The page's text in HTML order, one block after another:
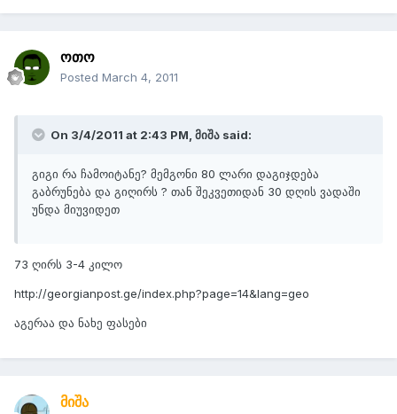
ოთო
Posted March 4, 2011
On 3/4/2011 at 2:43 PM, მიშა said:
გიგი რა ჩამოიტანე? მემგონი 80 ლარი დაგიჯდება
გაბრუნება და გიღირს ? თან შეკვეთიდან 30 დღის ვადაში
უნდა მიუვიდეთ
73 ღირს 3-4 კილო
http://georgianpost.ge/index.php?page=14&lang=geo
აგერაა და ნახე ფასები
მიშა